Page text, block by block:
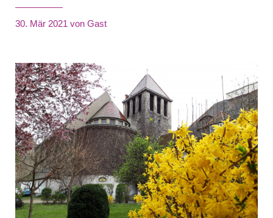
30. Mär 2021 von Gast